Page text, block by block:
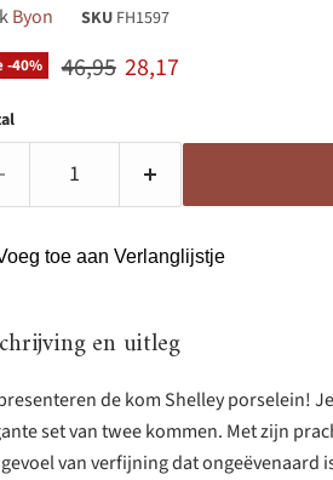
Byon SKU FH1597
-40% Originele prijs
46,95 Huidige prijs
28,17
toe aan Verlanglijstje
en uitleg
de kom Shelley porselein!
set van twee kommen. Met zijn
van verfijning dat ongeëvenaard